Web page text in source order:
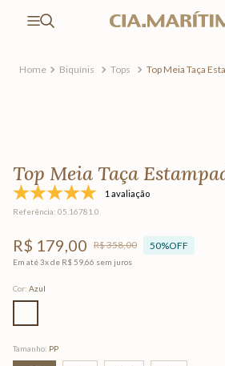
Biquínis Tops
Top Meia Taça
Top Meia Taça
1 avaliação
Referência: 05.16781.0
R$ 179,00 R$358,00 50%OFF
Em até3x de R$ 5966 sem juros
Cor: Azul
Tamanho: PP